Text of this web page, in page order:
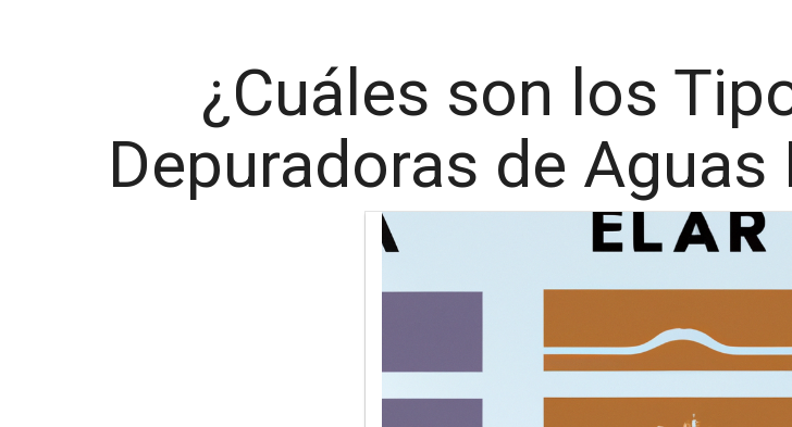
¿Cuáles son los
Depuradoras de Aguas